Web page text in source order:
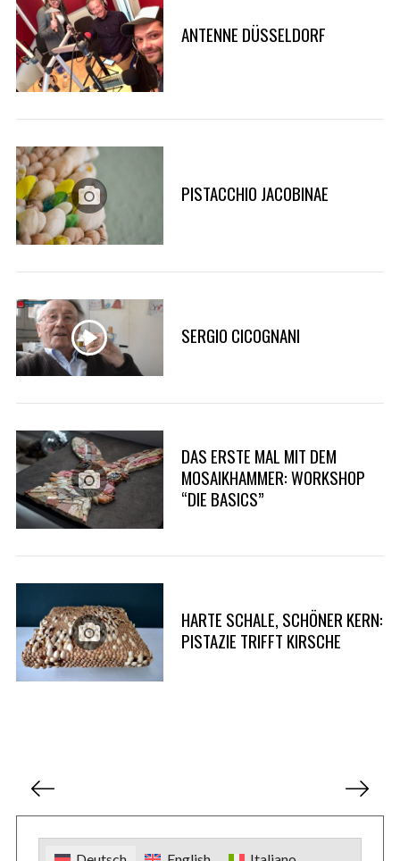
ANTENNE DÜSSELDORF
PISTACCHIO JACOBINAE
SERGIO CICOGNANI
DAS ERSTE MAL MIT DEM
MOSAIKHAMMER: WORKSHOP
“DIE BASICS”
HARTE SCHALE, SCHÖNER KERN:
PISTAZIE TRIFFT KIRSCHE
i
r